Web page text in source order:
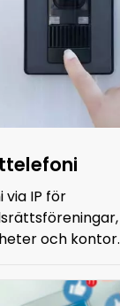
IP för
och kontor.